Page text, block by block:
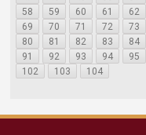
58
59 60 61 62
69
70 71 72 73
80
81 82 83 84
91
92 93 94 95
102
103
104